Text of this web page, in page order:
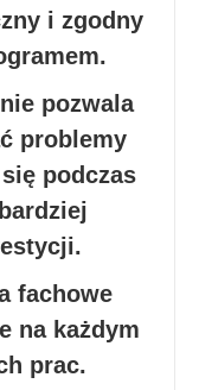
i zgodny
pozwala
problemy
podczas
fachowe
na każdym
prac.